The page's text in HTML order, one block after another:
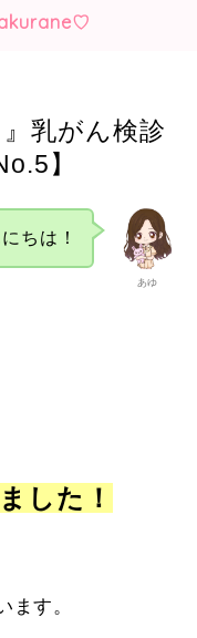
乳がん検診
】
あゆ
ちは！
した！
ます。